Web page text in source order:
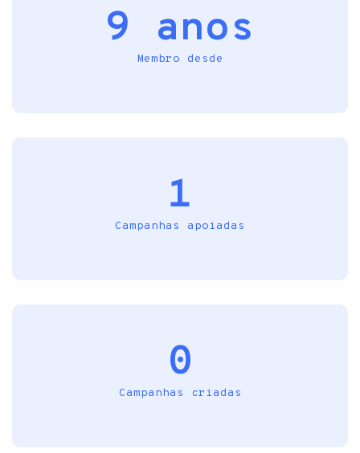
9 anos
Membro desde
1
Campanhas apoiadas
0
Campanhas criadas